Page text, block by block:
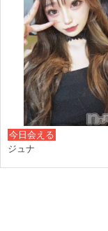
今日会える
ジュナ